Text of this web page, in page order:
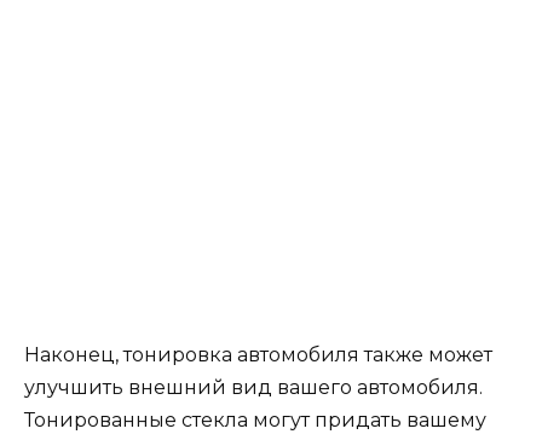
Наконец, тонировка автомобиля также может
улучшить внешний вид вашего автомобиля.
Тонированные стекла могут придать вашему